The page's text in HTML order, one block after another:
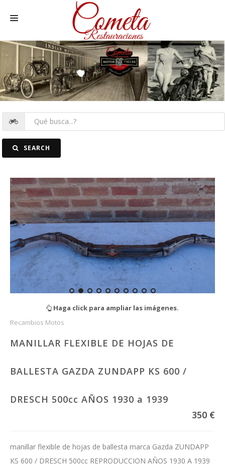
MOTOS NACIONALES Y OTRAS
REC. MOTOS
FOTOSSEARCH
Haga click para ampliar las imágenes.
Recambios Motos
MANILLAR FLEXIBLE DE HOJAS DE
BALLESTA GAZDA ZUNDAPP KS 600 /
DRESCH 500cc AÑOS 1930 a 1939
350 €
manillar flexible de hojas de ballesta marca Gazda ZUNDAPP
KS 600 / DRESCH 500cc REPRODUCCION AÑOS 1930 A 1939